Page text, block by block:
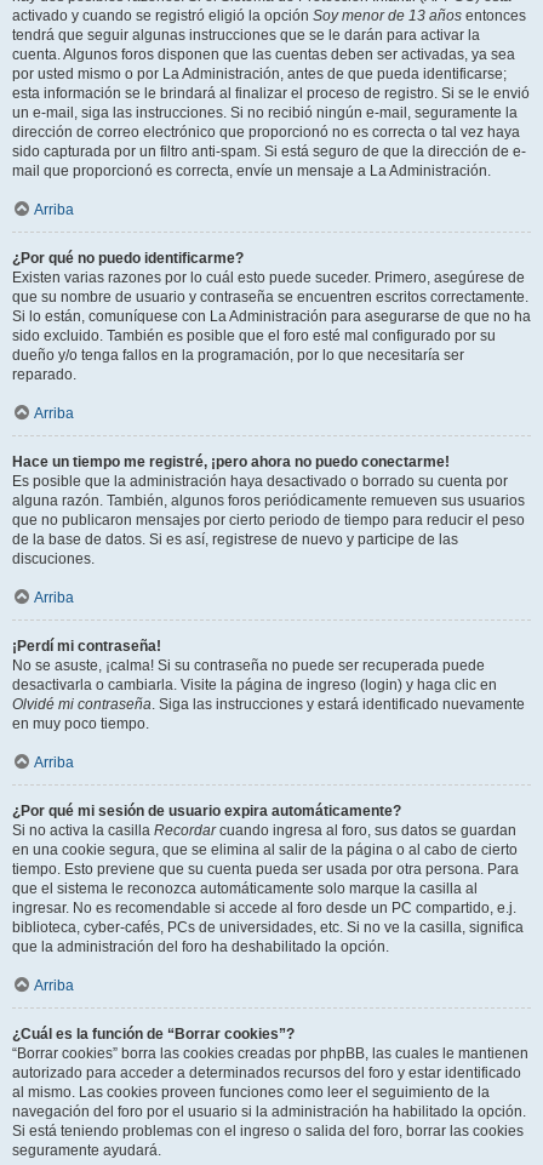
activado y cuando se registró eligió la opción Soy menor de 13 años entonces
tendrá que seguir algunas instrucciones que se le darán para activar la
cuenta. Algunos foros disponen que las cuentas deben ser activadas, ya sea
por usted mismo o por La Administración, antes de que pueda identificarse;
esta información se le brindará al finalizar el proceso de registro. Si se le envió
un e-mail, siga las instrucciones. Si no recibió ningún e-mail, seguramente la
dirección de correo electrónico que proporcionó no es correcta o tal vez haya
sido capturada por un filtro anti-spam. Si está seguro de que la dirección de e-
mail que proporcionó es correcta, envíe un mensaje a La Administración.
Arriba
¿Por qué no puedo identificarme?
Existen varias razones por lo cuál esto puede suceder. Primero, asegúrese de
que su nombre de usuario y contraseña se encuentren escritos correctamente.
Si lo están, comuníquese con La Administración para asegurarse de que no ha
sido excluido. También es posible que el foro esté mal configurado por su
dueño y/o tenga fallos en la programación, por lo que necesitaría ser
reparado.
Arriba
Hace un tiempo me registré, ¡pero ahora no puedo conectarme!
Es posible que la administración haya desactivado o borrado su cuenta por
alguna razón. También, algunos foros periódicamente remueven sus usuarios
que no publicaron mensajes por cierto periodo de tiempo para reducir el peso
de la base de datos. Si es así, registrese de nuevo y participe de las
discuciones.
Arriba
¡Perdí mi contraseña!
No se asuste, ¡calma! Si su contraseña no puede ser recuperada puede
desactivarla o cambiarla. Visite la página de ingreso (login) y haga clic en
Olvidé mi contraseña. Siga las instrucciones y estará identificado nuevamente
en muy poco tiempo.
Arriba
¿Por qué mi sesión de usuario expira automáticamente?
Si no activa la casilla Recordarcuando ingresa al foro, sus datos se guardan
en una cookie segura, que se elimina al salir de la página o al cabo de cierto
tiempo. Esto previene que su cuenta pueda ser usada por otra persona. Para
que el sistema le reconozca automáticamente solo marque la casilla al
ingresar. No es recomendable si accede al foro desde un PC compartido, e.j.
biblioteca, cyber-cafés, PCs de universidades, etc. Si no ve la casilla, significa
que la administración del foro ha deshabilitado la opción.
Arriba
¿Cuál es la función de “Borrar cookies”?
“Borrar cookies” borra las cookies creadas por phpBB, las cuales le mantienen
autorizado para acceder a determinados recursos del foro y estar identificado
al mismo. Las cookies proveen funciones como leer el seguimiento de la
navegación del foro por el usuario si la administración ha habilitado la opción.
Si está teniendo problemas con el ingreso o salida del foro, borrar las cookies
seguramente ayudará.